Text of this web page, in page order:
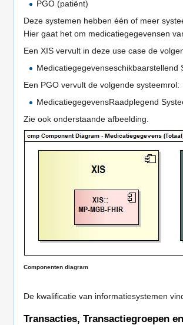
PGO (patiënt)
Deze systemen hebben één of meer
Hier gaat het om medicatiegegevensen
Een XIS vervult in deze use case de
Een PGO vervult de volgende systeemrol:
MedicatiegegevensRaadplegend
Zie ook onderstaande afbeelding.
Componenten diagram
De kwalificatie van informatiesystemen
Transacties, Transactiegroepen